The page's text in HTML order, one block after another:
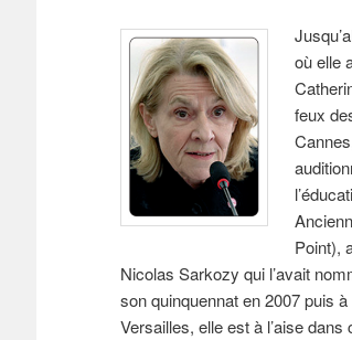
où elle
feux
Point),
Nicolas Sarkozy qui l’avait
son quinquennat en 2007 puis
Versailles, elle est à l’aise